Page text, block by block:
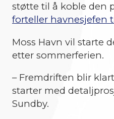
støtte til å koble den
forteller havnesjefen
Moss Havn vil starte
etter sommerferien.
– Fremdriften blir
starter med
Sundby.